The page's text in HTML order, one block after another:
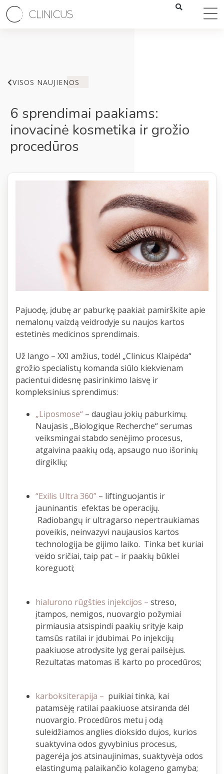
VISOS NAUJIENOS
6 sprendimai paakiams:
inovacinė kosmetika ir grožio
procedūros
Pajuodę, įdubę ar paburkę paakiai: pamirškite apie
nemalonų vaizdą veidrodyje su naujos kartos
estetinės medicinos sprendimais.
Už lango – XXI amžius, todėl „Clinicus Klaipėda“
grožio specialistų komanda siūlo kiekvienam
pacientui didesnę pasirinkimo laisvę ir
kompleksinius sprendimus:
„Liposmose“ – daugiau jokių paburkimų.
Naujasis „Biologique Recherche“ serumas
veiksmingai stabdo senėjimo procesus,
atgaivina paakių odą, apsaugo nuo išorinių
dirgiklių;
“Exilis Ultra 360” – liftinguojantis ir
jauninantis efektas be operacijų.
Radiobangų ir ultragarso nepertraukiamas
poveikis, neinvazyvi naujausios kartos
technologija be gijimo laiko. Tinka bet kuriai
veido sričiai, taip pat – ir paakių būklei
koreguoti;
hialurono rūgšties injekcijos – streso,
įtampos, nemigos, nuovargio požymiai
pirmiausia atsispindi paakių srityje kaip
tamsūs ratilai ir įdubimai. Po injekcijų
paakiuose atrodysite lyg gerai pailsėjus.
Rezultatas matomas iš karto po procedūros;
karboksiterapija – puikiai tinka, kai
patamsėję ratilai paakiuose atsiranda dėl
nuovargio. Procedūros metu į odą
suleidžiamos anglies dioksido dujos, kurios
suaktyvina odos gyvybinius procesus,
pagerėja jos atsinaujinimas, suaktyvėja odos
elastingumą palaikančio kolageno gamyba;